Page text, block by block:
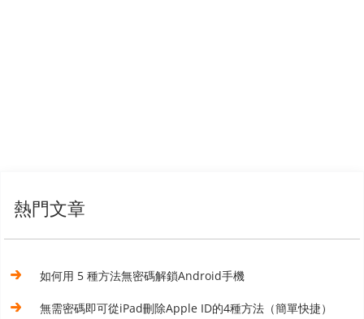
熱門文章
如何用 5 種方法無密碼解鎖Android手機
無需密碼即可從iPad刪除Apple ID的4種方法（簡單快捷）